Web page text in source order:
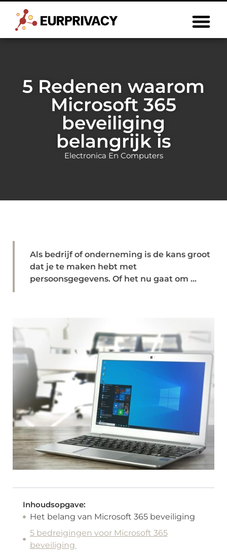
5 Redenen waarom
Microsoft 365
beveiliging
belangrijk is
Electronica En Computers
Als bedrijf of onderneming is de kans groot
dat je te maken hebt met
persoonsgegevens. Of het nu gaat om ...
Inhoudsopgave:
Het belang van Microsoft 365 beveiliging
5 bedreigingen voor Microsoft 365
beveiliging